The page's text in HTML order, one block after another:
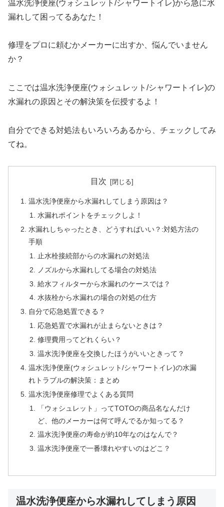
温水洗浄便座(ウォシュレット/シャワートイレ)から急に水
漏れして困ってるあなた！
修理をプロに頼むかメーカーに出すか、悩んでいません
か？
ここでは温水洗浄便座(ウォシュレット/シャワートイレ)の
水漏れの原因とその解決策を伝授するよ！
自分でできる対処法もいろいろあるから、チェックしてみ
てね。
目次
温水洗浄便座から水漏れしてしまう原因は？
水漏れポイントをチェックしよ！
水漏れしちゃったとき、どうすればいい？:対処方法の
手順
止水栓接続部からの水漏れの対処法
ノズルから水漏れしてる場合の対処法
給水フィルターから水漏れのケースでは？
水抜栓から水漏れの場合の対処の仕方
自分で応急処置できる？
応急処置で水漏れが止まらないときは？
修理費用ってどれくらい？
温水洗浄便座を交換したほうがいいときって？
温水洗浄便座(ウォシュレット/シャワートイレ)の水漏
れトラブルの解決策：まとめ
温水洗浄便座修理でよくある質問
「ウォシュレット」ってTOTOの商品名なんだけ
ど、他のメーカーは何て呼んでるか知ってる？
温水洗浄便座の寿命が約10年なのはなんで？
温水洗浄便座で一番壊れやすいのはどこ？
温水洗浄便座から水漏れしてしまう原因